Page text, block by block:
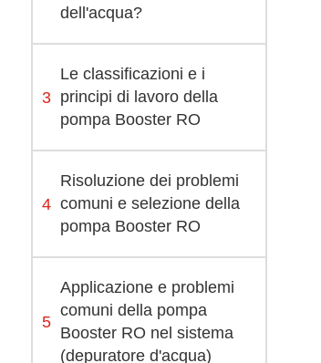
dell'acqua?
3
Le classificazioni e i
principi di lavoro della
pompa Booster RO
4
Risoluzione dei problemi
comuni e selezione della
pompa Booster RO
5
Applicazione e problemi
comuni della pompa
Booster RO nel sistema
(depuratore d'acqua)